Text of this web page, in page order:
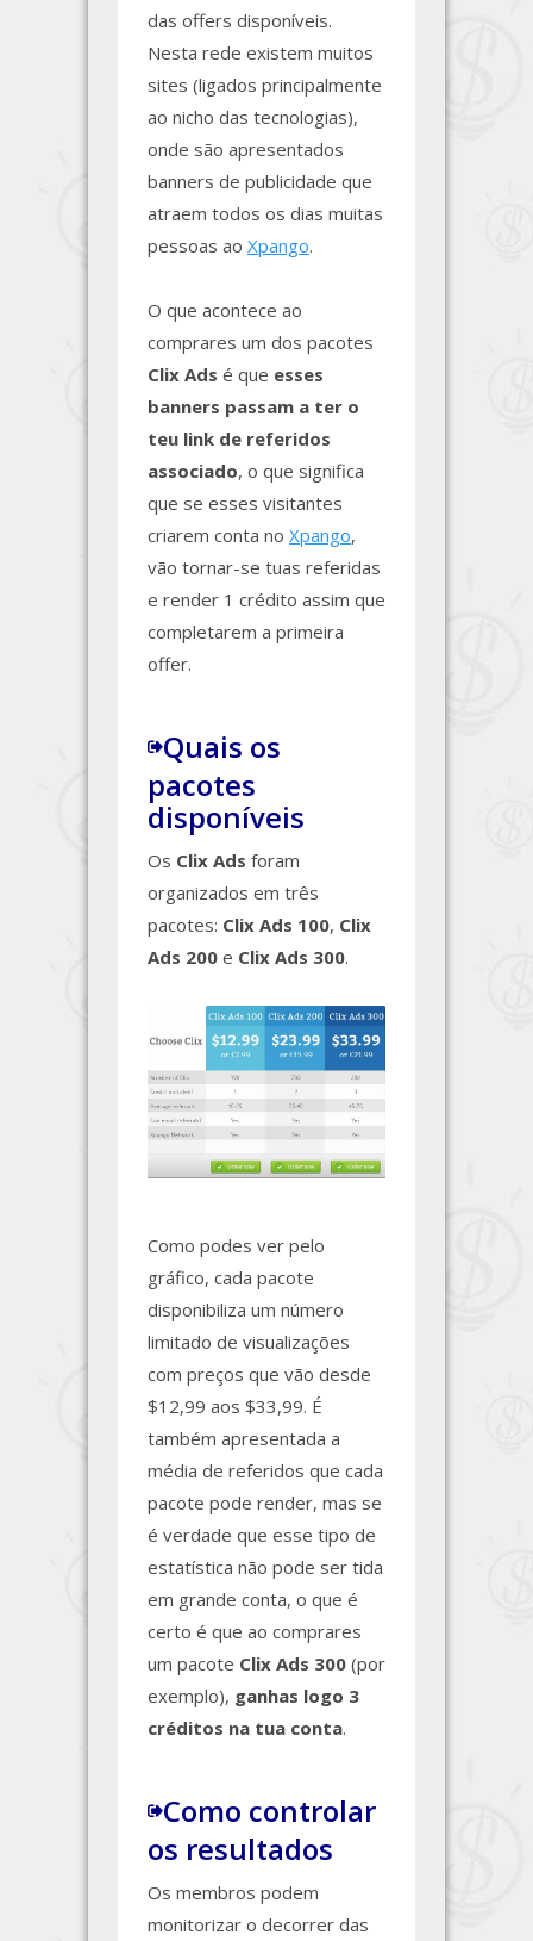
das offers disponíveis.
Nesta rede existem muitos
sites (ligados principalmente
ao nicho das tecnologias),
onde são apresentados
banners de publicidade que
atraem todos os dias muitas
pessoas ao Xpango.
O que acontece ao
comprares um dos pacotes
Clix Ads é que esses
banners passam a ter o
teu link de referidos
associado, o que significa
que se esses visitantes
criarem conta no Xpango,
vão tornar-se tuas referidas
e render 1 crédito assim que
completarem a primeira
offer.
Quais os
pacotes
disponíveis
Os Clix Ads foram
organizados em três
pacotes: Clix Ads 100, Clix
Ads 200 e Clix Ads 300.
Como podes ver pelo
gráfico, cada pacote
disponibiliza um número
limitado de visualizações
com preços que vão desde
$12,99 aos $33,99. É
também apresentada a
média de referidos que cada
pacote pode render, mas se
é verdade que esse tipo de
estatística não pode ser tida
em grande conta, o que é
certo é que ao comprares
um pacote Clix Ads 300 (por
exemplo), ganhas logo 3
créditos na tua conta.
Como controlar
os resultados
Os membros podem
monitorizar o decorrer das